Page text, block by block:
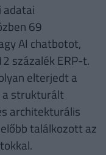
adatai
69
AI chatbotot,
százalék ERP-t.
elterjedt a
a strukturált
architekturális
találkozott az